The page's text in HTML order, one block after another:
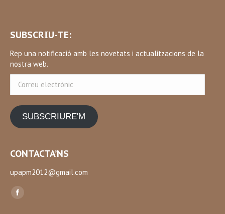
SUBSCRIU-TE:
Rep una notificació amb les novetats i actualitzacions de la
nostra web.
electrònic
SUBSCRIURE'M
CONTACTA’NS
upapm2012@gmail.com
Find us on:
Facebook